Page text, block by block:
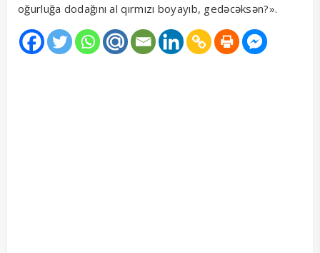
oğurluğa dodağını al qırmızı boyayıb, gedəcəksən?».